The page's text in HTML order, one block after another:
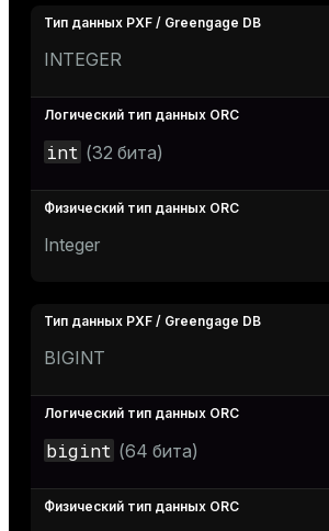
INTEGER
int (32 бита)
Integer
BIGINT
bigint (64 бита)